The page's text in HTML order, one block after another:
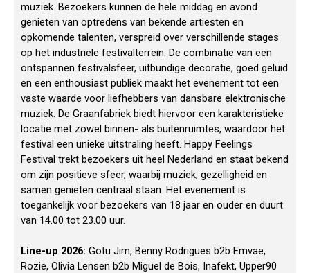
muziek. Bezoekers kunnen de hele middag en avond
genieten van optredens van bekende artiesten en
opkomende talenten, verspreid over verschillende stages
op het industriële festivalterrein. De combinatie van een
ontspannen festivalsfeer, uitbundige decoratie, goed geluid
en een enthousiast publiek maakt het evenement tot een
vaste waarde voor liefhebbers van dansbare elektronische
muziek. De Graanfabriek biedt hiervoor een karakteristieke
locatie met zowel binnen- als buitenruimtes, waardoor het
festival een unieke uitstraling heeft. Happy Feelings
Festival trekt bezoekers uit heel Nederland en staat bekend
om zijn positieve sfeer, waarbij muziek, gezelligheid en
samen genieten centraal staan. Het evenement is
toegankelijk voor bezoekers van 18 jaar en ouder en duurt
van 14.00 tot 23.00 uur.
Line-up 2026: Gotu Jim, Benny Rodrigues b2b Emvae,
Rozie, Olivia Lensen b2b Miguel de Bois, Inafekt, Upper90